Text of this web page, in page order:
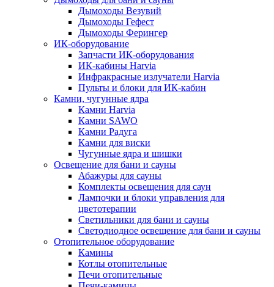
Дымоходы Везувий
Дымоходы Гефест
Дымоходы Ферингер
ИК-оборудование
Запчасти ИК-оборудования
ИК-кабины Harvia
Инфракрасные излучатели Harvia
Пульты и блоки для ИК-кабин
Камни, чугунные ядра
Камни Harvia
Камни SAWO
Камни Радуга
Камни для виски
Чугунные ядра и шишки
Освещение для бани и сауны
Абажуры для сауны
Комплекты освещения для саун
Лампочки и блоки управления для
цветотерапии
Светильники для бани и сауны
Светодиодное освещение для бани и сауны
Отопительное оборудование
Камины
Котлы отопительные
Печи отопительные